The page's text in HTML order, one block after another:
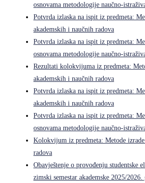
osnovama metodologije naučno-
Potvrda izlaska na ispit iz predmeta:
akademskih i naučnih radova
Potvrda izlaska na ispit iz predmeta:
osnovama metodologije naučno-
Rezultati kolokvijuma iz predmeta:
akademskih i naučnih radova
Potvrda izlaska na ispit iz predmeta:
akademskih i naučnih radova
Potvrda izlaska na ispit iz predmeta:
osnovama metodologije naučno-
Kolokvijum iz predmeta: Metode
radova
Obavještenje o provođenju studentske
zimski semestar akademske 2025/2026.